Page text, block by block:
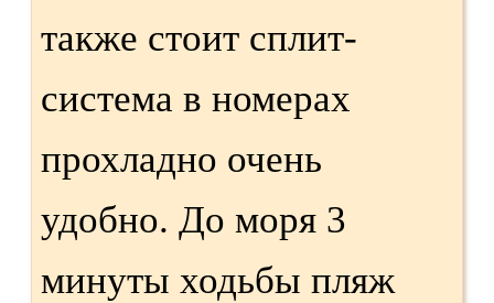
также стоит сплит-
система в номерах
прохладно очень
удобно. До моря 3
минуты ходьбы пляж